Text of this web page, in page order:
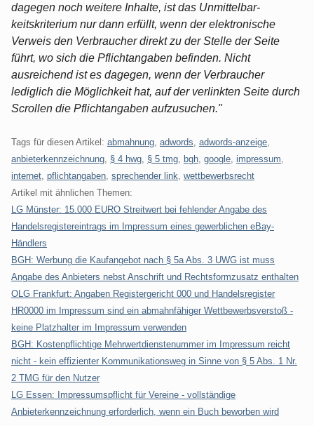
dagegen noch weitere Inhalte, ist das Unmittelbar-
keitskriterium nur dann erfüllt, wenn der elektronische
Verweis den Verbraucher direkt zu der Stelle der Seite
führt, wo sich die Pflichtangaben befinden. Nicht
ausreichend ist es dagegen, wenn der Verbraucher
lediglich die Möglichkeit hat, auf der verlinkten Seite durch
Scrollen die Pflichtangaben aufzusuchen."
Tags für diesen Artikel: abmahnung adwords adwords-anzeige
anbieterkennzeichnung § 4 hwg § 5 tmg bgh google impressum
internet pflichtangaben sprechender link wettbewerbsrecht
Artikel mit ähnlichen Themen:
LG Münster: 15.000 EURO Streitwert bei fehlender Angabe des
Handelsregistereintrags im Impressum eines gewerblichen eBay-
Händlers
BGH: Werbung die Kaufangebot nach § 5a Abs. 3 UWG ist muss
Angabe des Anbieters nebst Anschrift und Rechtsformzusatz enthalten
OLG Frankfurt: Angaben Registergericht 000 und Handelsregister
HR0000 im Impressum sind ein abmahnfähiger Wettbewerbsverstoß -
keine Platzhalter im Impressum verwenden
BGH: Kostenpflichtige Mehrwertdienstenummer im Impressum reicht
nicht - kein effizienter Kommunikationsweg in Sinne von § 5 Abs. 1 Nr.
2 TMG für den Nutzer
LG Essen: Impressumspflicht für Vereine - vollständige
Anbieterkennzeichnung erforderlich, wenn ein Buch beworben wird